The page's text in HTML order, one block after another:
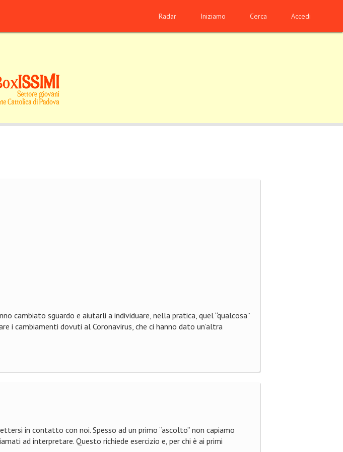
Radar Iniziamo Cerca Accedi
cambiato sguardo e aiutarli a individuare, nella pratica, quel “qualcosa”
i cambiamenti dovuti al Coronavirus, che ci hanno dato un’altra
in contatto con noi. Spesso ad un primo “ascolto” non capiamo
ad interpretare. Questo richiede esercizio e, per chi è ai primi